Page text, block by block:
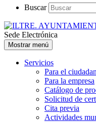
Buscar
Sede Electrónica
Mostrar menú
Servicios
Para el
Para la empresa
Catálogo de
Solicitud de
Cita previa
Actividades